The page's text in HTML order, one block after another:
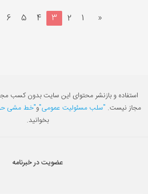
«
1
2
3
4
5
6
استفاده و بازنشر محتوای این سایت بدون کسب
مجاز نیست. "سلب مسئولیت عمومی"و"خط مشی
بخوانید.
عضویت در خبرنامه